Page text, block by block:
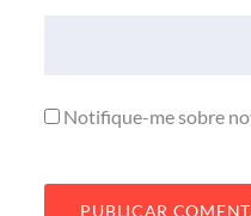
Notifique-me sobre